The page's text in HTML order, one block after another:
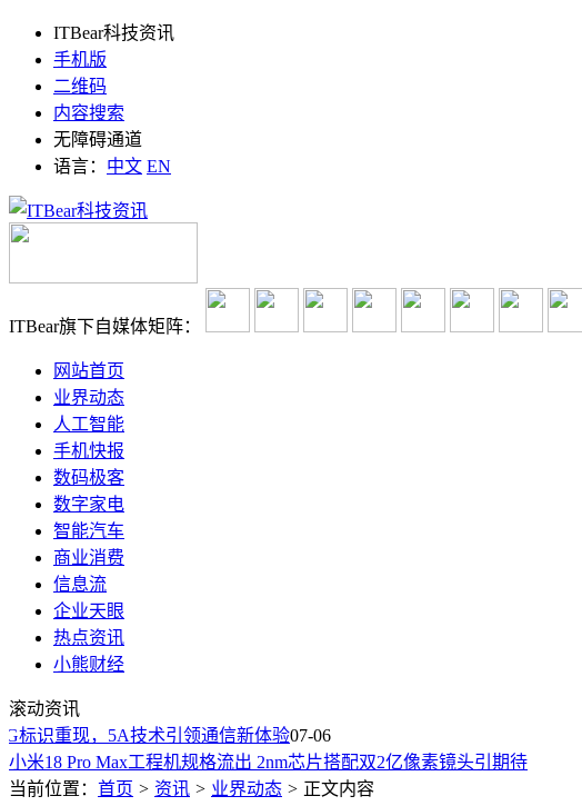
ITBear科技资讯
手机版
二维码
内容搜索
无障碍通道
语言： 中文 EN
ITBear旗下自媒体矩阵：
网站首页
业界动态
人工智能
手机快报
数码极客
数字家电
智能汽车
商业消费
信息流
企业天眼
热点资讯
小熊财经
滚动资讯
识重现，5A技术引领通信新体验07-06
阿里整合三条Agent产品线：以QoderWork为基 打造企业AI生产力新引擎
OpenAI自研AI芯片Jalapeño问世：Richard Ho助力，9个月创ASIC开发新速
小米18 Pro Max工程机规格流出 2nm芯片搭配双2亿像素镜头引期待
扎克伯格亲测：Meta智能眼镜高速运动通话清晰，可穿戴设备或成未来计
当前位置： 首页 > 资讯 > 业界动态 > 正文内容